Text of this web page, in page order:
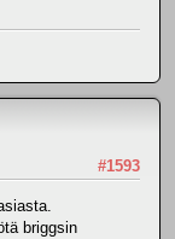
#1593
briggsin